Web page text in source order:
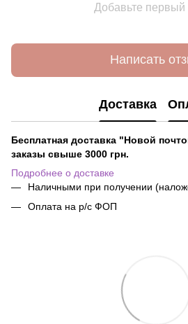
Добавьте первый
Написать
Доставка
Бесплатная доставка "Новой
заказы свыше 3000 грн.
Подробнее о доставке
Наличными при получении
Оплата на р/с ФОП